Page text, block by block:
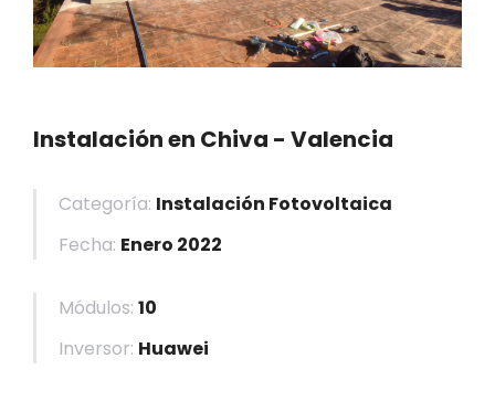
Instalación en Chiva - Valencia
Categoría: Instalación Fotovoltaica
Fecha: Enero 2022
Módulos: 10
Inversor: Huawei